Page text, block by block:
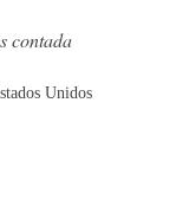
contada
Unidos